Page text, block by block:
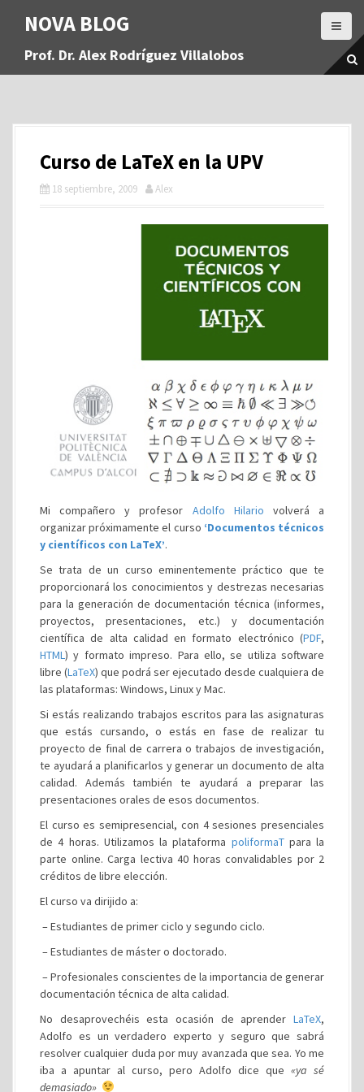
a
NOVA BLOG
Prof. Dr. Alex Rodríguez Villalobos
Curso de LaTeX en la UPV
18 septiembre, 2009 Alex
Mi compañero y profesor Adolfo Hilario volverá a
organizar próximamente el curso ‘Documentos técnicos
y científicos con LaTeX’.
Se trata de un curso eminentemente práctico que te
proporcionará los conocimientos y destrezas necesarias
para la generación de documentación técnica (informes,
proyectos, presentaciones, etc.) y documentación
científica de alta calidad en formato electrónico (PDF,
HTML) y formato impreso. Para ello, se utiliza software
libre (LaTeX) que podrá ser ejecutado desde cualquiera de
las plataformas: Windows, Linux y Mac.
Si estás realizando trabajos escritos para las asignaturas
que estás cursando, o estás en fase de realizar tu
proyecto de final de carrera o trabajos de investigación,
te ayudará a planificarlos y generar un documento de alta
calidad. Además también te ayudará a preparar las
presentaciones orales de esos documentos.
El curso es semipresencial, con 4 sesiones presenciales
de 4 horas. Utilizamos la plataforma poliformaTpara la
parte online. Carga lectiva 40 horas convalidables por 2
créditos de libre elección.
El curso va dirijido a:
– Estudiantes de primer ciclo y segundo ciclo.
– Estudiantes de máster o doctorado.
– Profesionales conscientes de la importancia de generar
documentación técnica de alta calidad.
No desaprovechéis esta ocasión de aprender LaTeX,
Adolfo es un verdadero experto y seguro que sabrá
resolver cualquier duda por muy avanzada que sea. Yo me
iba a apuntar al curso, pero Adolfo dice que «ya sé
demasiado»